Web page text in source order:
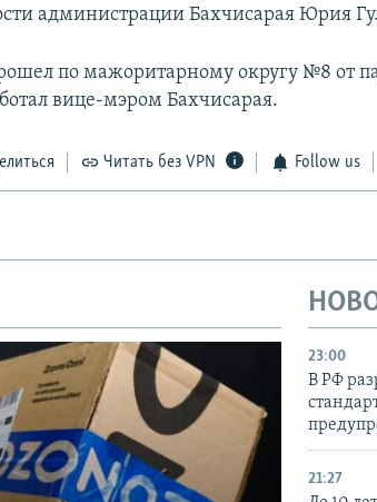
администрации Бахчисарая Юрия
по мажоритарному округу №8 от
вице-мэром Бахчисарая.
Читать без VPN Follow us
23:00
В РФ
21:27